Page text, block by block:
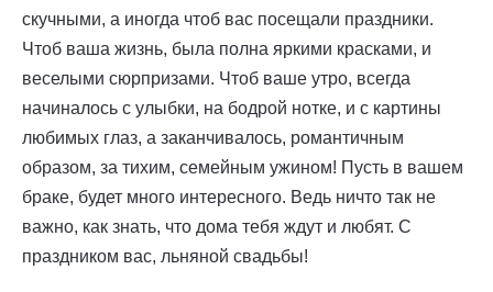
скучными, а иногда чтоб вас посещали праздники.
Чтоб ваша жизнь, была полна яркими красками, и
веселыми сюрпризами. Чтоб ваше утро, всегда
начиналось с улыбки, на бодрой нотке, и с картины
любимых глаз, а заканчивалось, романтичным
образом, за тихим, семейным ужином! Пусть в вашем
браке, будет много интересного. Ведь ничто так не
важно, как знать, что дома тебя ждут и любят. С
праздником вас, льняной свадьбы!